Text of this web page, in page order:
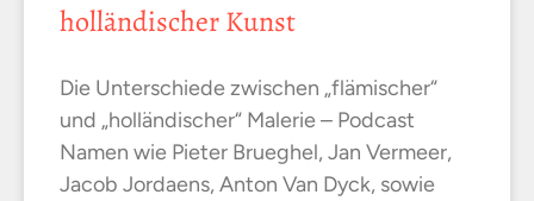
holländischer Kunst
Die Unterschiede zwischen „flämischer“
und „holländischer“ Malerie – Podcast
Namen wie Pieter Brueghel, Jan Vermeer,
Jacob Jordaens, Anton Van Dyck, sowie